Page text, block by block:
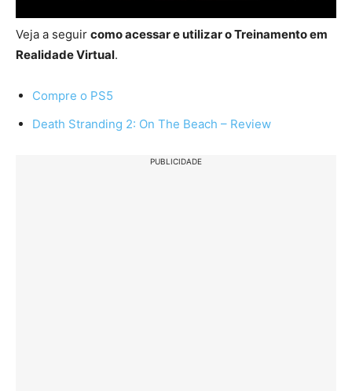
Veja a seguir como acessar e utilizar o Treinamento em
Realidade Virtual.
Compre o PS5
Death Stranding 2: On The Beach – Review
PUBLICIDADE